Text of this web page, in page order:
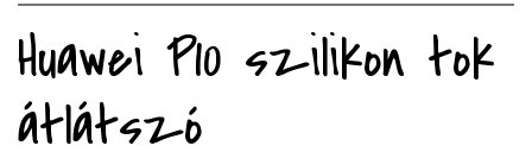
Huawei P10 szilikon tok
átlátszó